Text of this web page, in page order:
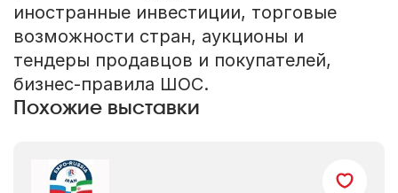
иностранные инвестиции, торговые
возможности стран, аукционы и
тендеры продавцов и покупателей,
бизнес-правила ШОС.
Похожие выставки